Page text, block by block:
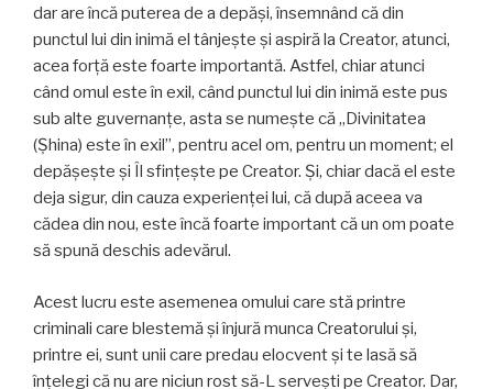
dar are încă puterea de a depăși, însemnând că din
punctul lui din inimă el tânjește și aspiră la Creator, atunci,
acea forță este foarte importantă. Astfel, chiar atunci
când omul este în exil, când punctul lui din inimă este pus
sub alte guvernanțe, asta se numește că „Divinitatea
(Șhina) este în exil”, pentru acel om, pentru un moment; el
depășește și Îl sfințește pe Creator. Și, chiar dacă el este
deja sigur, din cauza experienței lui, că după aceea va
cădea din nou, este încă foarte important că un om poate
să spună deschis adevărul.
Acest lucru este asemenea omului care stă printre
criminali care blestemă și înjură munca Creatorului și,
printre ei, sunt unii care predau elocvent și te lasă să
înțelegi că nu are niciun rost să-L servești pe Creator. Dar,